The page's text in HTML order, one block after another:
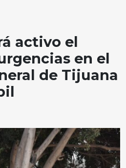
activo el
en el
de Tijuana